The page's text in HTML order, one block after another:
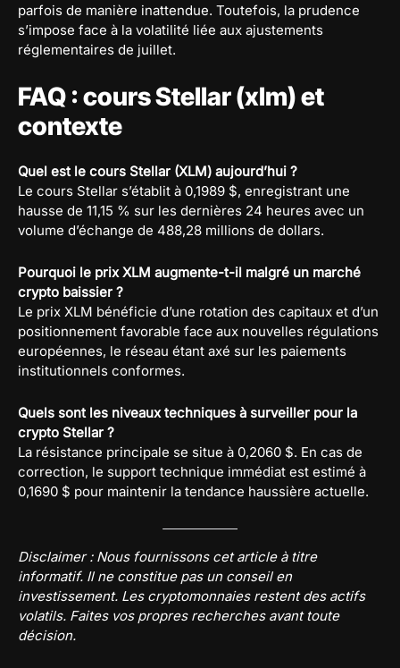
parfois de manière inattendue. Toutefois, la prudence
s’impose face à la volatilité liée aux ajustements
réglementaires de juillet.
FAQ : cours Stellar (xlm) et
contexte
Quel est le cours Stellar (XLM) aujourd’hui ?
Le cours Stellar s’établit à 0,1989 $, enregistrant une
hausse de 11,15 % sur les dernières 24 heures avec un
volume d’échange de 488,28 millions de dollars.
Pourquoi le prix XLM augmente-t-il malgré un marché
crypto baissier ?
Le prix XLM bénéficie d’une rotation des capitaux et d’un
positionnement favorable face aux nouvelles régulations
européennes, le réseau étant axé sur les paiements
institutionnels conformes.
Quels sont les niveaux techniques à surveiller pour la
crypto Stellar ?
La résistance principale se situe à 0,2060 $. En cas de
correction, le support technique immédiat est estimé à
0,1690 $ pour maintenir la tendance haussière actuelle.
Disclaimer : Nous fournissons cet article à titre
informatif. Il ne constitue pas un conseil en
investissement. Les cryptomonnaies restent des actifs
volatils. Faites vos propres recherches avant toute
décision.